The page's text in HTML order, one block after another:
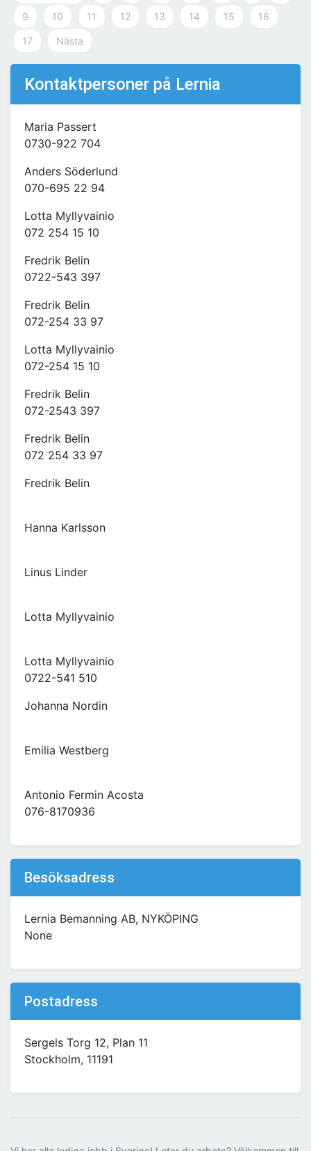
9 10 11 12 13 14 15 16
17 Nästa
Kontaktpersoner på Lernia
Maria Passert
0730-922 704
Anders Söderlund
070-695 22 94
Lotta Myllyvainio
072 254 15 10
Fredrik Belin
0722-543 397
Fredrik Belin
072-254 33 97
Lotta Myllyvainio
072-254 15 10
Fredrik Belin
072-2543 397
Fredrik Belin
072 254 33 97
Fredrik Belin
Hanna Karlsson
Linus Linder
Lotta Myllyvainio
Lotta Myllyvainio
0722-541 510
Johanna Nordin
Emilia Westberg
Antonio Fermin Acosta
076-8170936
Besöksadress
Lernia Bemanning AB, NYKÖPING
None
Postadress
Sergels Torg 12, Plan 11
Stockholm, 11191